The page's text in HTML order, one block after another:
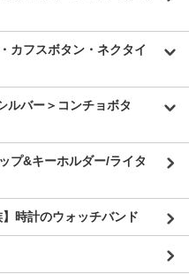
カフスボタン・ネクタイ
ルバー＞コンチョボタ
プ&キーホルダー/ライタ
時計のウォッチバンド